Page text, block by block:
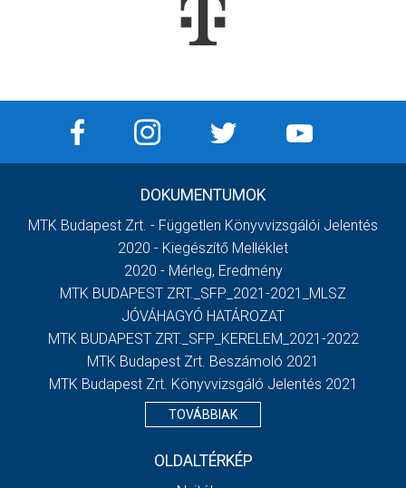
DOKUMENTUMOK
MTK Budapest Zrt. - Független Könyvvizsgálói Jelentés
2020 - Kiegészítő Melléklet
2020 - Mérleg, Eredmény
MTK BUDAPEST ZRT._SFP_2021-2021_MLSZ
JÓVÁHAGYÓ HATÁROZAT
MTK BUDAPEST ZRT._SFP_KERELEM_2021-2022
MTK Budapest Zrt. Beszámoló 2021
MTK Budapest Zrt. Könyvvizsgáló Jelentés 2021
TOVÁBBIAK
OLDALTÉRKÉP